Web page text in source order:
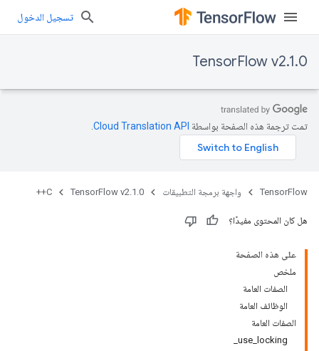
تسجيل الدخول
TensorFlow v2.1.0
تمت ترجمة هذه الصفحة بواسطة Cloud Translation API‏
TensorFlow واجهة برمجة التطبيقات TensorFlow v2.1.0
C++
هل كان المحتوى مفيدًا؟
على هذه الصفحة
ملخص
الصفات العامة
الوظائف العامة
الصفات العامة
use_locking_